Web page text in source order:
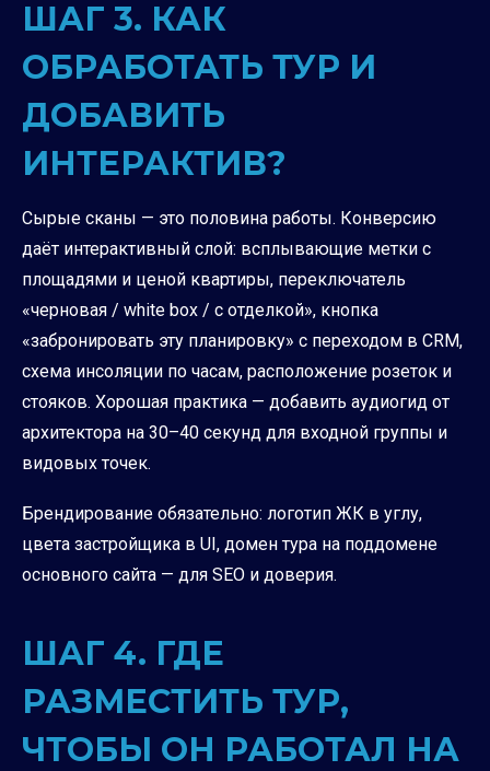
ШАГ 3. КАК
ОБРАБОТАТЬ ТУР И
ДОБАВИТЬ
ИНТЕРАКТИВ?
Сырые сканы — это половина работы. Конверсию
даёт интерактивный слой: всплывающие метки с
площадями и ценой квартиры, переключатель
«черновая / white box / с отделкой», кнопка
«забронировать эту планировку» с переходом в CRM,
схема инсоляции по часам, расположение розеток и
стояков. Хорошая практика — добавить аудиогид от
архитектора на 30–40 секунд для входной группы и
видовых точек.
Брендирование обязательно: логотип ЖК в углу,
цвета застройщика в UI, домен тура на поддомене
основного сайта — для SEO и доверия.
ШАГ 4. ГДЕ
РАЗМЕСТИТЬ ТУР,
ЧТОБЫ ОН РАБОТАЛ НА